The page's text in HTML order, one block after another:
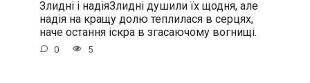
Злидні і надіяЗлидні душили їх щодня, але
надія на кращу долю теплилася в серцях,
наче остання іскра в згасаючому вогнищі.
0 5